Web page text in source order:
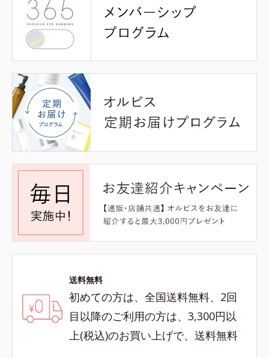
送料無料
初めての方は、全国送料無料、2回
目以降のご利用の方は、3,300円以
上(税込)のお買い上げで、送料無料